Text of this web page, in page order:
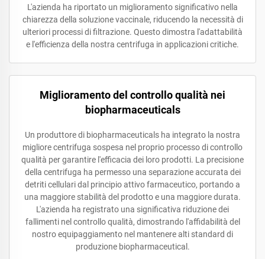
L'azienda ha riportato un miglioramento significativo nella
chiarezza della soluzione vaccinale, riducendo la necessità di
ulteriori processi di filtrazione. Questo dimostra l'adattabilità
e l'efficienza della nostra centrifuga in applicazioni critiche.
Miglioramento del controllo qualità nei
biopharmaceuticals
Un produttore di biopharmaceuticals ha integrato la nostra
migliore centrifuga sospesa nel proprio processo di controllo
qualità per garantire l'efficacia dei loro prodotti. La precisione
della centrifuga ha permesso una separazione accurata dei
detriti cellulari dal principio attivo farmaceutico, portando a
una maggiore stabilità del prodotto e una maggiore durata.
L'azienda ha registrato una significativa riduzione dei
fallimenti nel controllo qualità, dimostrando l'affidabilità del
nostro equipaggiamento nel mantenere alti standard di
produzione biopharmaceutical.